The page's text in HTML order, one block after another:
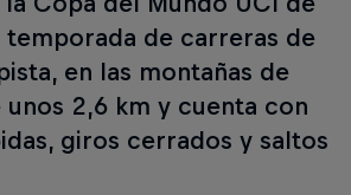
temporada de carreras de
en las montañas de
unos 2,6 km y cuenta con
giros cerrados y saltos